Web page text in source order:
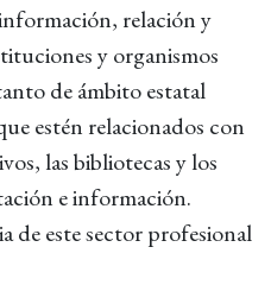
relación y
y organismos
de ámbito estatal
estén relacionados con
las bibliotecas y los
e información.
de este sector profesional